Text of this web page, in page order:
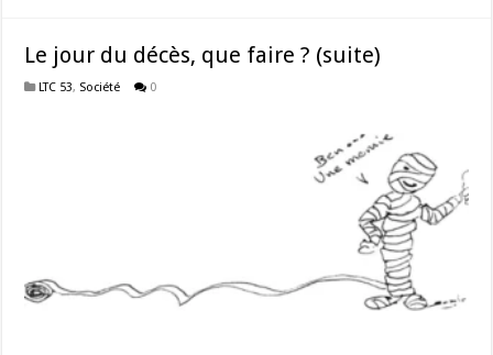
Le jour du décès, que faire ? (suite)
LTC 53, Société 0